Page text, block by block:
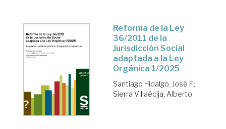
Reforma de la Ley
36/2011 de la
Jurisdicción Social
adaptada a la Ley
Orgánica 1/2025
Santiago Hidalgo, José F.;
Sierra Villaécija, Alberto